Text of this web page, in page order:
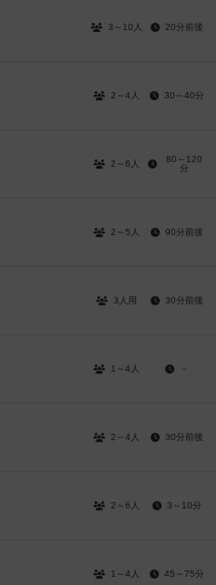
3～10人 20分前後
2～4人 30～40分
2～6人
80～120
分
2～5人 90分前後
3人用 30分前後
1～4人 －
2～4人 30分前後
2～6人 3～10分
1～4人 45～75分